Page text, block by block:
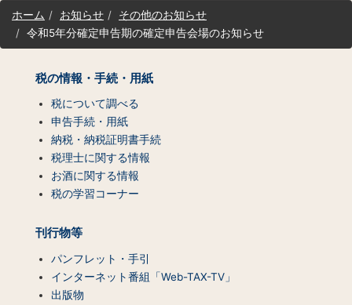
サ
イホーム お知らせ
その他のお知らせ
令和5年分確定申告期の確定申告会場のお知らせ
税の情報・手続・用紙
税について調べる
申告手続・用紙
納税・納税証明書手続
税理士に関する情報
お酒に関する情報
税の学習コーナー
刊行物等
パンフレット・手引
インターネット番組「Web-TAX-TV」
出版物